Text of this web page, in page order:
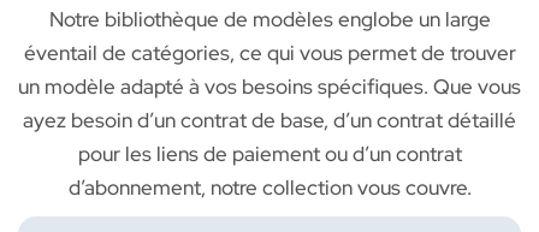
Notre bibliothèque de modèles englobe un large
éventail de catégories, ce qui vous permet de trouver
un modèle adapté à vos besoins spécifiques. Que vous
ayez besoin d’un contrat de base, d’un contrat détaillé
pour les liens de paiement ou d’un contrat
d’abonnement, notre collection vous couvre.